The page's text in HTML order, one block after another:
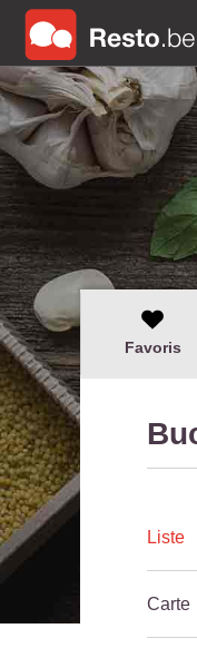
Favoris
Liste
Carte